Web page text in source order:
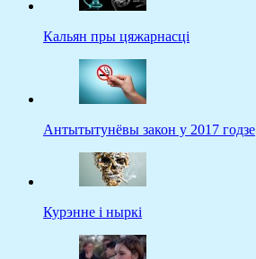
Кальян пры цяжарнасці
Антытытунёвы закон у 2017 годзе
Курэнне і ныркі